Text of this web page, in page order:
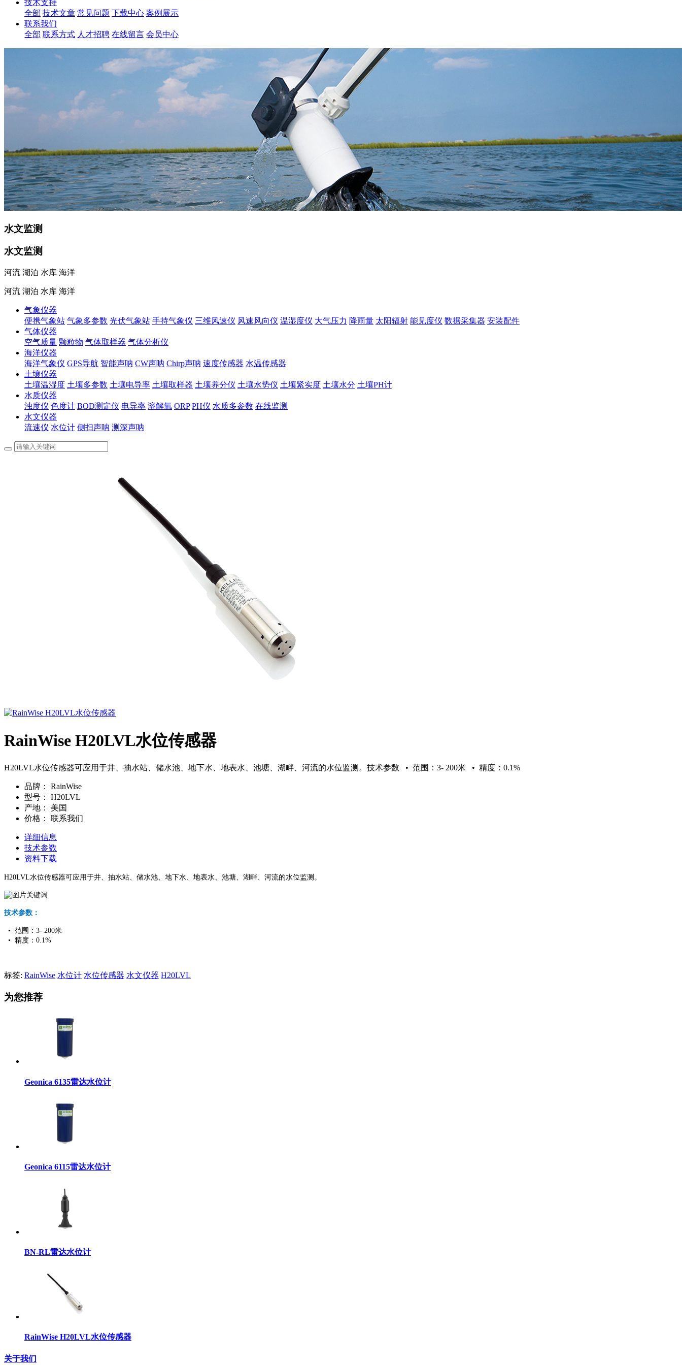
技术支持
全部 技术文章 常见问题 下载中心 案例展示
联系我们
全部 联系方式 人才招聘 在线留言 会员中心
水文监测
水文监测
河流 湖泊 水库 海洋
河流 湖泊 水库 海洋
气象仪器
便携气象站 气象多参数 光伏气象站 手持气象仪 三维风速仪 风速风向仪 温湿度仪 大气压力 降雨量 太阳辐射 能见度仪 数据采集器 安装配件
气体仪器
空气质量 颗粒物 气体取样器 气体分析仪
海洋仪器
海洋气象仪 GPS导航 智能声呐 CW声呐 Chirp声呐 速度传感器 水温传感器
土壤仪器
土壤温湿度 土壤多参数 土壤电导率 土壤取样器 土壤养分仪 土壤水势仪 土壤紧实度 土壤水分 土壤PH计
水质仪器
浊度仪 色度计 BOD测定仪 电导率 溶解氧 ORP PH仪 水质多参数 在线监测
水文仪器
流速仪 水位计 侧扫声呐 测深声呐
RainWise H20LVL水位传感器
H20LVL水位传感器可应用于井、抽水站、储水池、地下水、地表水、池塘、湖畔、河流的水位监测。技术参数 • 范围：3- 200米 • 精度：0.1%
品牌：
RainWise
型号：
H20LVL
产地：
美国
价格：
联系我们
详细信息
技术参数
资料下载
H20LVL水位传感器可应用于井、抽水站、储水池、地下水、地表水、池塘、湖畔、河流的水位监测。
技术参数：
• 范围：3- 200米
• 精度：0.1%
标签: RainWise 水位计 水位传感器 水文仪器 H20LVL
为您推荐
Geonica 6135雷达水位计
Geonica 6115雷达水位计
BN-RL雷达水位计
RainWise H20LVL水位传感器
关于我们